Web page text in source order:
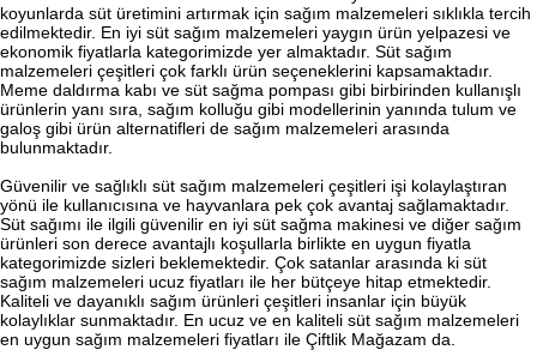
koyunlarda süt üretimini artırmak için sağım malzemeleri sıklıkla tercih
edilmektedir. En iyi süt sağım malzemeleri yaygın ürün yelpazesi ve
ekonomik fiyatlarla kategorimizde yer almaktadır. Süt sağım
malzemeleri çeşitleri çok farklı ürün seçeneklerini kapsamaktadır.
Meme daldırma kabı ve süt sağma pompası gibi birbirinden kullanışlı
ürünlerin yanı sıra, sağım kolluğu gibi modellerinin yanında tulum ve
galoş gibi ürün alternatifleri de sağım malzemeleri arasında
bulunmaktadır.
Güvenilir ve sağlıklı süt sağım malzemeleri çeşitleri işi kolaylaştıran
yönü ile kullanıcısına ve hayvanlara pek çok avantaj sağlamaktadır.
Süt sağımı ile ilgili güvenilir en iyi süt sağma makinesi ve diğer sağım
ürünleri son derece avantajlı koşullarla birlikte en uygun fiyatla
kategorimizde sizleri beklemektedir. Çok satanlar arasında ki süt
sağım malzemeleri ucuz fiyatları ile her bütçeye hitap etmektedir.
Kaliteli ve dayanıklı sağım ürünleri çeşitleri insanlar için büyük
kolaylıklar sunmaktadır. En ucuz ve en kaliteli süt sağım malzemeleri
en uygun sağım malzemeleri fiyatları ile Çiftlik Mağazam da.